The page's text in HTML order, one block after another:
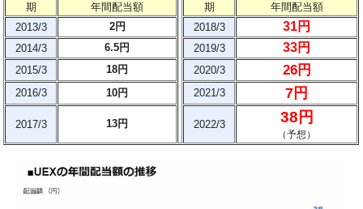
期 年間配当額 期
年間配当額
2013/3
2円 2018/3 31円
2014/3 6.5円 2019/3 33円
2015/3 18円 2020/3 26円
2016/3 10円 2021/3 7円
2017/3 13円 2022/3 38円
（予想）